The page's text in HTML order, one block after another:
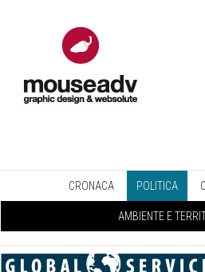
CRONACA POLITICA
AMBIENTE E